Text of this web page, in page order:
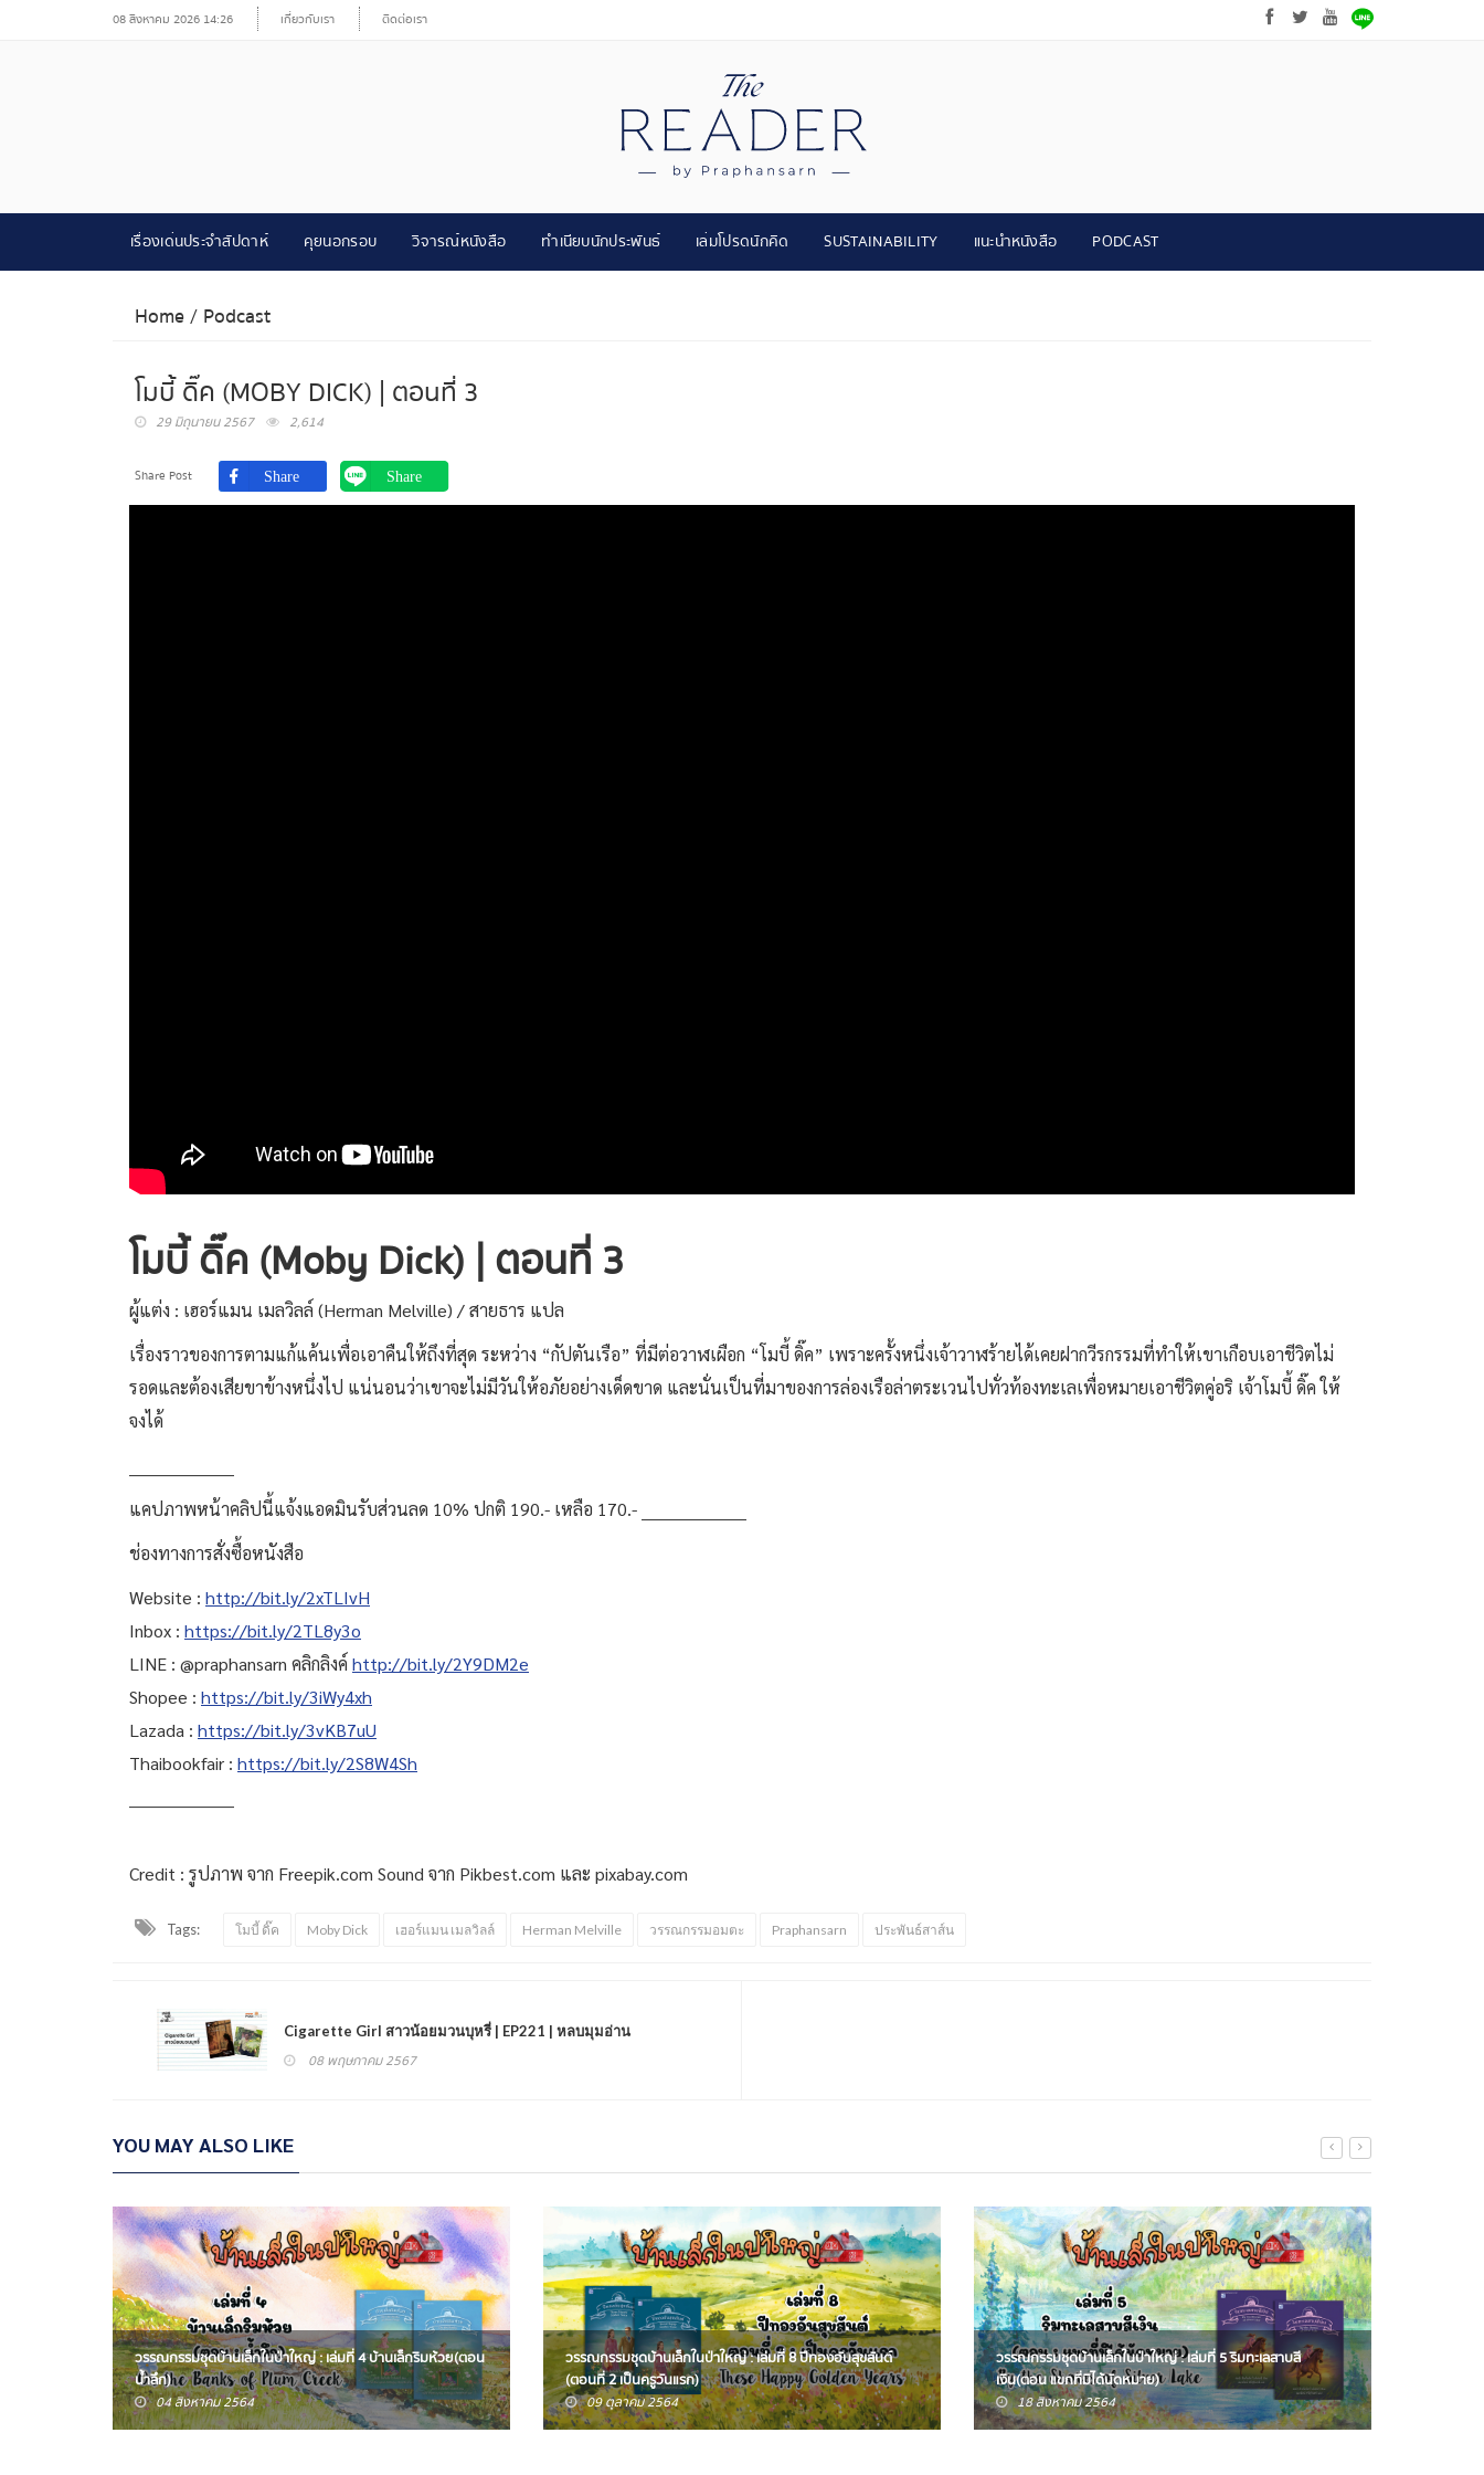
08 สิงหาคม 2026 14:26 เกี่ยวกับเรา ติดต่อเรา
เรื่องเด่นประจำสัปดาห์ คุยนอกรอบ วิจารณ์หนังสือ ทำเนียบนักประพันธ์ เล่มโปรดนักคิด SUSTAINABILITY แนะนำหนังสือ PODCAST
Home/ Podcast
โมบี้ ดิ๊ค (MOBY DICK) | ตอนที่ 3
29 มิถุนายน 2567 2,614
Share Post
โมบี้ ดิ๊ค (Moby Dick) | ตอนที่ 3
ผู้แต่ง : เฮอร์แมน เมลวิลล์ (Herman Melville) / สายธาร แปล
เรื่องราวของการตามแก้แค้นเพื่อเอาคืนให้ถึงที่สุด ระหว่าง “กัปตันเรือ” ที่มีต่อวาฬเผือก “โมบี้ ดิ๊ค” เพราะครั้งหนึ่งเจ้าวาฬร้ายได้เคยฝากวีรกรรมที่ทำให้เขาเกือบเอาชีวิตไม่
รอดและต้องเสียขาข้างหนึ่งไป แน่นอนว่าเขาจะไม่มีวันให้อภัยอย่างเด็ดขาด และนั่นเป็นที่มาของการล่องเรือล่าตระเวนไปทั่วท้องทะเลเพื่อหมายเอาชีวิตคู่อริ เจ้าโมบี้ ดิ๊ค ให้
จงได้
แคปภาพหน้าคลิปนี้แจ้งแอดมินรับส่วนลด 10% ปกติ 190.- เหลือ 170.- ___________________
ช่องทางการสั่งซื้อหนังสือ
Website : http://bit.ly/2xTLIvH
Inbox : https://bit.ly/2TL8y3o
LINE : @praphansarn คลิกลิงค์ http://bit.ly/2Y9DM2e
Shopee : https://bit.ly/3iWy4xh
Lazada : https://bit.ly/3vKB7uU
Thaibookfair : https://bit.ly/2S8W4Sh
Credit : รูปภาพ จาก Freepik.com Sound จาก Pikbest.com และ pixabay.com
Tags: โมบี้ ดิ๊ค Moby Dick เฮอร์แมน เมลวิลล์ Herman Melville วรรณกรรมอมตะ Praphansarn ประพันธ์สาส์น
Cigarette Girl สาวน้อยมวนบุหรี่ | EP221 | หลบมุมอ่าน
08 พฤษภาคม 2567
YOU MAY ALSO LIKE
วรรณกรรมชุดบ้านเล็กในป่าใหญ่ : เล่มที่ 4 บ้านเล็กริมห้วย(ตอน
น้ำลึก)
04 สิงหาคม 2564
วรรณกรรมชุดบ้านเล็กในป่าใหญ่ : เล่มที่ 8 ปีทองอันสุขสันต์
(ตอนที่ 2 เป็นครูวันแรก)
09 ตุลาคม 2564
วรรณกรรมชุดบ้านเล็กในป่าใหญ่ : เล่มที่ 5 ริมทะเลสาบสี
เงิน(ตอน แขกที่มิได้นัดหมาย)
18 สิงหาคม 2564